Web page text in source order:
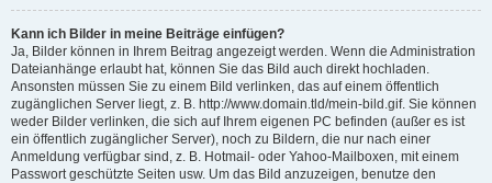
Kann ich Bilder in meine Beiträge einfügen?
Ja, Bilder können in Ihrem Beitrag angezeigt werden. Wenn die Administration
Dateianhänge erlaubt hat, können Sie das Bild auch direkt hochladen.
Ansonsten müssen Sie zu einem Bild verlinken, das auf einem öffentlich
zugänglichen Server liegt, z. B. http://www.domain.tld/mein-bild.gif. Sie können
weder Bilder verlinken, die sich auf Ihrem eigenen PC befinden (außer es ist
ein öffentlich zugänglicher Server), noch zu Bildern, die nur nach einer
Anmeldung verfügbar sind, z. B. Hotmail- oder Yahoo-Mailboxen, mit einem
Passwort geschützte Seiten usw. Um das Bild anzuzeigen, benutze den